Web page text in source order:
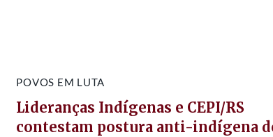
POVOS EM LUTA
Lideranças Indígenas e CEPI/RS
contestam postura anti-indígena